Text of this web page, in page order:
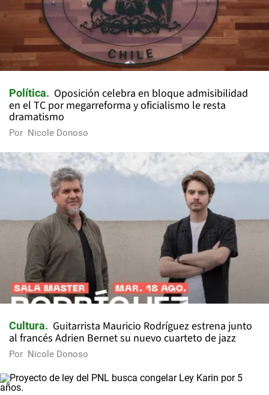
Política
Oposición celebra en bloque admisibilidad
en el TC por megarreforma y oficialismo le resta
dramatismo
Por Nicole Donoso
Cultura
Guitarrista Mauricio Rodríguez estrena junto
al francés Adrien Bernet su nuevo cuarteto de jazz
Por Nicole Donoso